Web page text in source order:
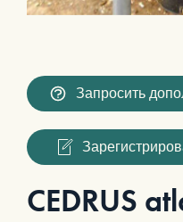
Запросить
CEDRUS